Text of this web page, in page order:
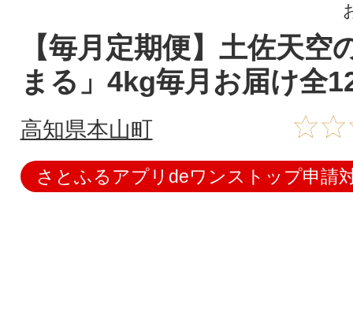
【毎月定期便】土佐天空
まる」4kg毎月お届け全
高知県本山町
さとふるアプリdeワンストップ申請